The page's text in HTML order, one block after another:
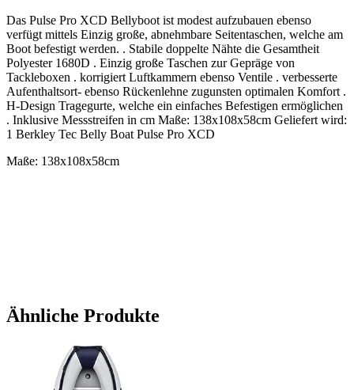
Das Pulse Pro XCD Bellyboot ist modest aufzubauen ebenso
verfügt mittels Einzig große, abnehmbare Seitentaschen, welche am
Boot befestigt werden. . Stabile doppelte Nähte die Gesamtheit
Polyester 1680D . Einzig große Taschen zur Gepräge von
Tackleboxen . korrigiert Luftkammern ebenso Ventile . verbesserte
Aufenthaltsort- ebenso Rückenlehne zugunsten optimalen Komfort .
H-Design Tragegurte, welche ein einfaches Befestigen ermöglichen
. Inklusive Messstreifen in cm Maße: 138x108x58cm Geliefert wird:
1 Berkley Tec Belly Boat Pulse Pro XCD
Maße: 138x108x58cm
Ähnliche Produkte